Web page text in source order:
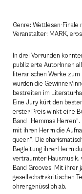
Genre: Wettlesen-Finale
Veranstalter: MARK,
In drei Vorrunden
publizierte AutorInnen
literarischen Werke zum
wurden die Gewinner/
bestreiten im
Eine Jury kürt den
erster Preis winkt eine
Band „Hemmas
mit ihren Herrn die
queen“. Die
Begleitung ihrer Herrn
verträumter Hausmusik,
Band Grooves. Mit ihrer
gesellschaftskritischen
ohrengenüsslich ab.